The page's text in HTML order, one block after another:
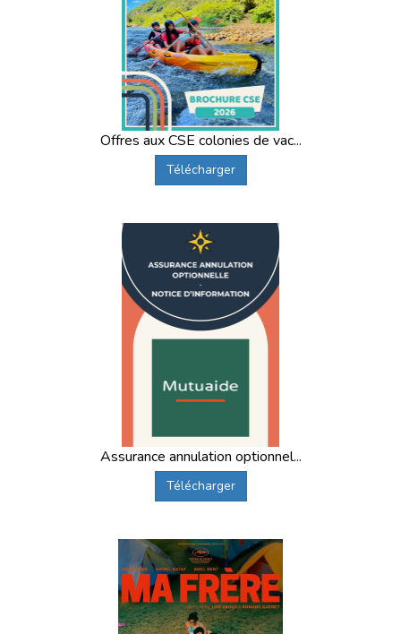
Offres aux CSE colonies de vac...
Télécharger
Assurance annulation optionnel...
Télécharger